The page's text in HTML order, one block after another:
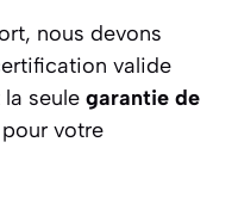
nous devons
valide
la seule garantie de
pour votre